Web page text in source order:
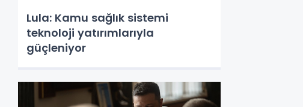
Lula: Kamu sağlık sistemi
teknoloji yatırımlarıyla
güçleniyor